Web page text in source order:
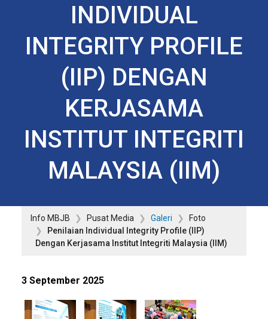
INDIVIDUAL
INTEGRITY PROFILE
(IIP) DENGAN
KERJASAMA
INSTITUT INTEGRITI
MALAYSIA (IIM)
Info MBJB Pusat Media Galeri
Foto
Penilaian Individual Integrity Profile (IIP)
Dengan Kerjasama Institut Integriti Malaysia (IIM)
3 September 2025